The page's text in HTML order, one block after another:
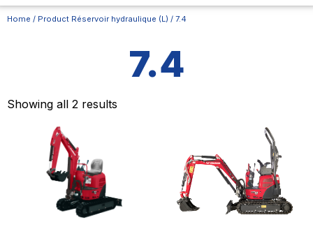
Home / Product Réservoir hydraulique (L) / 7.4
7.4
Showing all 2 results